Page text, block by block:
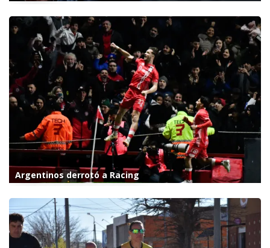
Argentinos derrotó a Racing